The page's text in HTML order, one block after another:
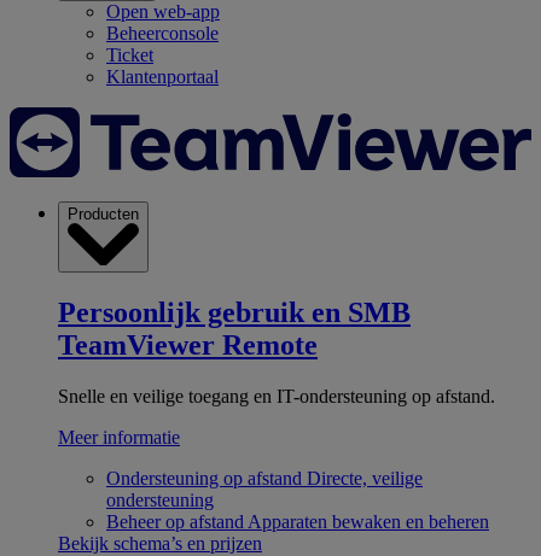
Open web-app
Beheerconsole
Ticket
Klantenportaal
Producten
Persoonlijk gebruik en SMB
TeamViewer Remote
Snelle en veilige toegang en IT-ondersteuning op afstand.
Meer informatie
Ondersteuning op afstand Directe, veilige
ondersteuning
Beheer op afstand Apparaten bewaken en beheren
Bekijk schema’s en prijzen